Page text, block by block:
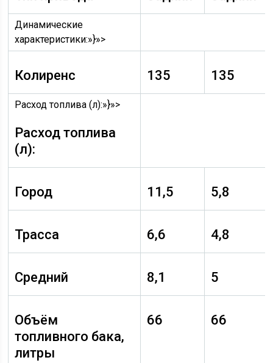
Динамические
характеристики:»}»>
Колиренс 135 135
Расход топлива (л):»}»>
Расход топлива
(л):
Город 11,5 5,8
Трасса 6,6 4,8
Средний 8,1 5
Объём
топливного бака,
литры
66 66